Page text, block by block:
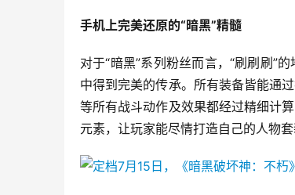
手机上完美还原的“暗黑”精髓
对于“暗黑”系列粉丝而言，“刷刷刷”
中得到完美的传承。所有装备皆能通
等所有战斗动作及效果都经过精细计
元素，让玩家能尽情打造自己的人物